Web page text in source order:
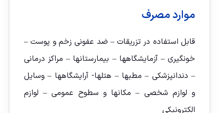
موارد مصرف
قابل استفاده در تزریقات – ضد عفونی زخم و پوست –
خونگیری – آزمایشگاهها – بیمارستانها – مراکز درمانی
– دندانپزشکی – مطبها – هتلها- آرایشگاهها – وسایل
و لوازم شخصی – مکانها و سطوح عمومی – لوازم
الکترونیکی